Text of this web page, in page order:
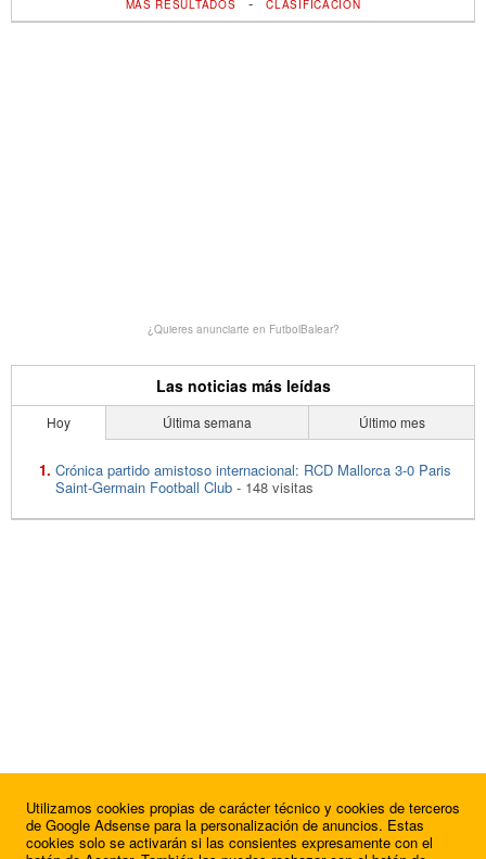
MÁS RESULTADOS CLASIFICACIÓN
¿Quieres anunciarte en FutbolBalear?
Las noticias más leídas
Hoy Última semana Último mes
Crónica partido amistoso internacional: RCD Mallorca 3-0 Paris
Saint-Germain Football Club - 148 visitas
Utilizamos cookies propias de carácter técnico y cookies de terceros
de Google Adsense para la personalización de anuncios. Estas
cookies solo se activarán si las consientes expresamente con el